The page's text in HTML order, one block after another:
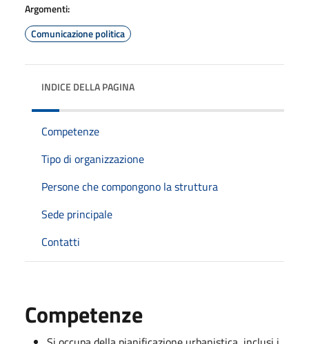
Argomenti:
Comunicazione politica
INDICE DELLA PAGINA
Competenze
Tipo di organizzazione
Persone che compongono la struttura
Sede principale
Contatti
Competenze